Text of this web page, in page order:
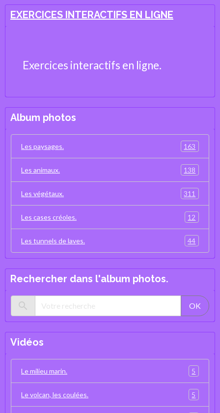
EXERCICES INTERACTIFS EN LIGNE
Exercices interactifs en ligne.
Album photos
Les paysages. 163
Les animaux. 138
Les végétaux. 311
Les cases créoles. 12
Les tunnels de laves. 44
Rechercher dans l'album photos.
OK
Vidéos
Le milieu marin. 5
Le volcan, les coulées. 5